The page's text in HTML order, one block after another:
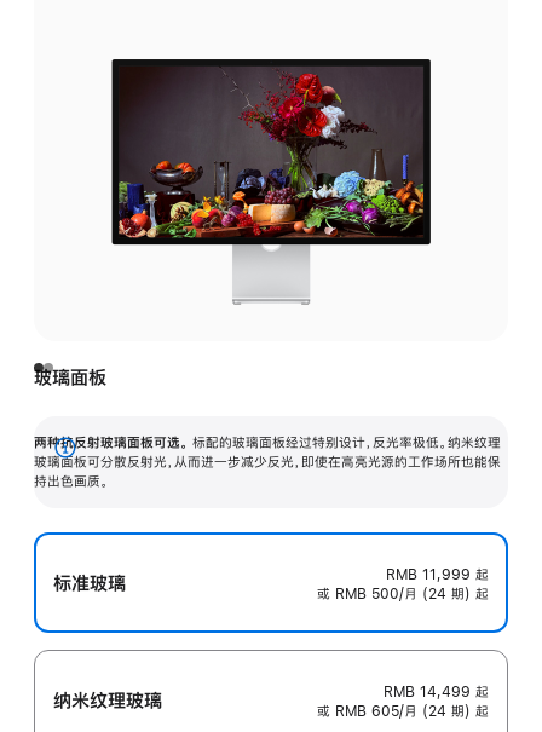
玻璃面板
两种抗反射玻璃面板可选。 标配的玻璃面板经过特别设计，反光率极低。纳米纹理
玻璃面板可分散反射光，从而进一步减少反光，即使在高亮光源的工作场所也能保
持出色画质。
展
开
标准玻璃 RMB 11,999 起
或 RMB 500/月 (24 期) 起
纳米纹理玻璃 RMB 14,499 起
或 RMB 605/月 (24 期) 起